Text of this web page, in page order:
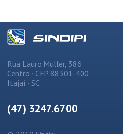
Rua Lauro Muller, 386
Centro · CEP 88301-400
Itajaí · SC
(47) 3247.6700